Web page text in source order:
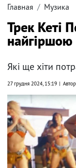
Главная Музика
Трек Кеті
Які ще хіти
27 грудня 2024, 15:19